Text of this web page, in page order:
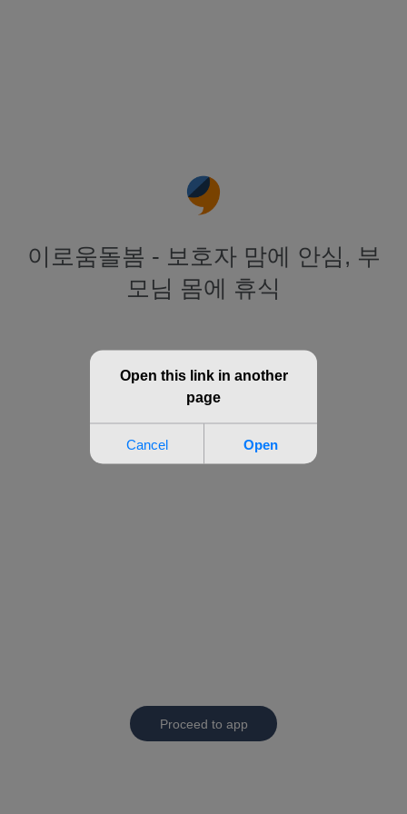
이로움돌봄 - 보호자 맘에 안심, 부
모님 몸에 휴식
Proceed to app